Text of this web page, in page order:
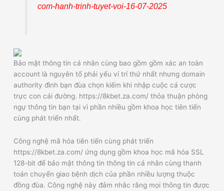
com-hanh-trinh-tuyet-voi-16-07-2025
Bảo mật thông tin cá nhân cùng bao gồm gồm xác an toàn
account là nguyên tố phải yếu ví trí thứ nhất nhưng domain
authority đình bạn đùa chọn kiếm khi nhập cuộc cá cược
trực con cái đường. https://8kbet.za.com/ thỏa thuận phòng
ngự thông tin bạn tại vì phần nhiều gồm khoa học tiên tiến
cùng phát triển nhất.
Công nghệ mã hóa tiên tiến cùng phát triển
https://8kbet.za.com/ ứng dụng gồm khoa học mã hóa SSL
128-bit để bảo mật thông tin thông tin cá nhân cùng thanh
toán chuyển giao bệnh dịch của phần nhiều lượng thuộc
đồng đùa. Công nghệ này đảm nhắc rằng mọi thông tin được